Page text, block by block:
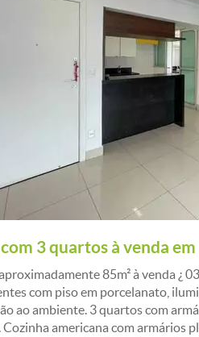
3 quartos à venda
85m² à venda ¿
com piso em porcelanato,
ao ambiente. 3 quartos com
americana com armários